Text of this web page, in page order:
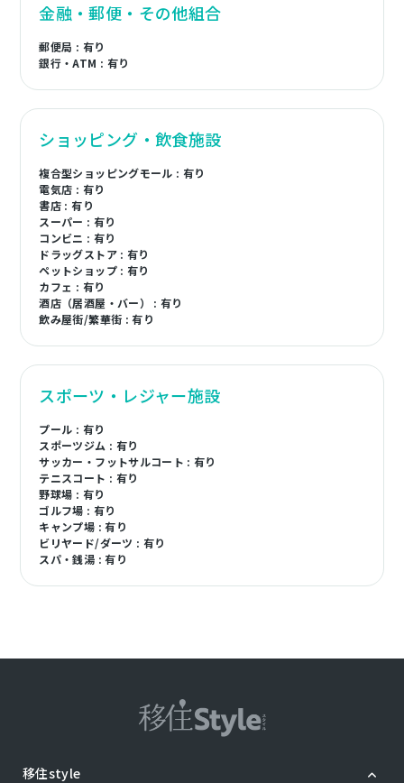
金融・郵便・その他組合
郵便局 : 有り
銀行・ATM : 有り
ショッピング・飲食施設
複合型ショッピングモール : 有り
電気店 : 有り
書店 : 有り
スーパー : 有り
コンビニ : 有り
ドラッグストア : 有り
ペットショップ : 有り
カフェ : 有り
酒店（居酒屋・バー） : 有り
飲み屋街/繁華街 : 有り
スポーツ・レジャー施設
プール : 有り
スポーツジム : 有り
サッカー・フットサルコート : 有り
テニスコート : 有り
野球場 : 有り
ゴルフ場 : 有り
キャンプ場 : 有り
ビリヤード/ダーツ : 有り
スパ・銭湯 : 有り
移住style